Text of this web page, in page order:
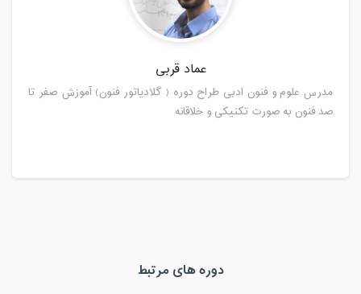
عماد قربی
مدرس علوم و فنون ادبی طراح دوره ( گلادیاتور فنون) آموزش صفر تا
صد فنون به صورت تکنیکی و خلاقانه
دوره های مرتبط